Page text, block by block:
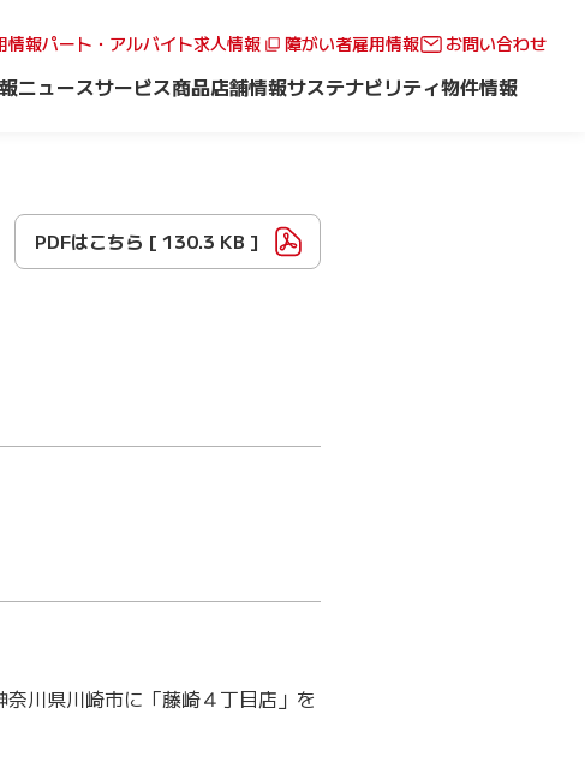
情報パート・アルバイト求人情報 障がい者雇用情報 お問い合わせ
ニュースサービス商品店舗情報サステナビリティ物件情報
PDFはこちら [ 130.3 KB ]
川県川崎市に「藤崎４丁目店」を